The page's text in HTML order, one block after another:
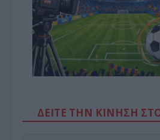
ΔΕΙΤΕ ΤΗΝ ΚΙΝΗΣΗ